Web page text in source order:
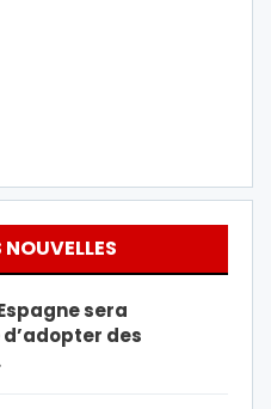
NOUVELLES
sera
des